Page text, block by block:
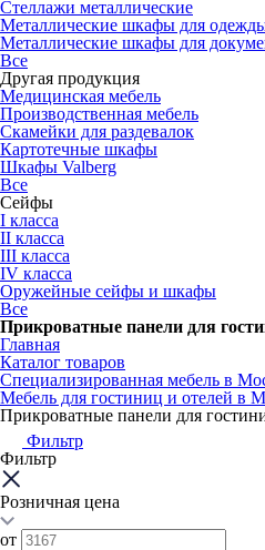
Стеллажи металлические
Металлические шкафы для
Металлические шкафы для
Все
Другая продукция
Медицинская мебель
Производственная мебель
Скамейки для раздевалок
Картотечные шкафы
Шкафы Valberg
Все
Сейфы
I класса
II класса
III класса
IV класса
Оружейные сейфы и шкафы
Все
Прикроватные панели для
Главная
Каталог товаров
Специализированная мебель в
Мебель для гостиниц и отелей в
Прикроватные панели для
Фильтр
Фильтр
Розничная цена
от